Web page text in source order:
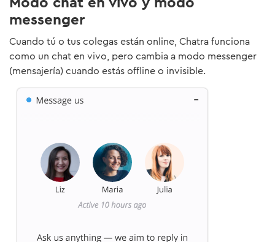
messenger
Cuando tú o tus colegas están online, Chatra funciona
como un chat en vivo, pero cambia a modo messenger
(mensajería) cuando estás offline o invisible.